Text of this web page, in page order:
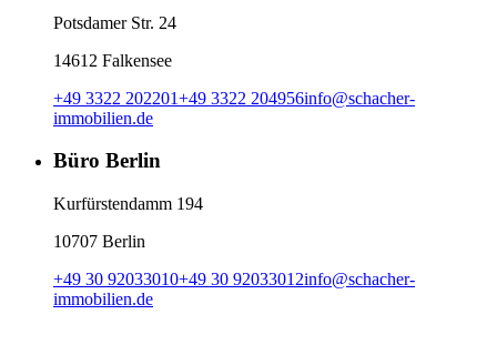
Potsdamer Str. 24
14612 Falkensee
+49 3322 202201+49 3322 204956info@schacher-
immobilien.de
Büro Berlin
Kurfürstendamm 194
10707 Berlin
+49 30 92033010+49 30 92033012info@schacher-
immobilien.de